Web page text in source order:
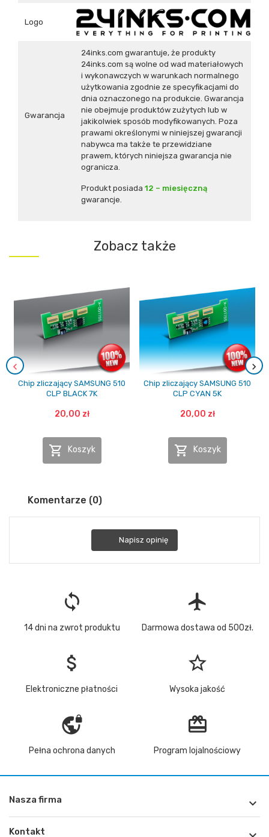
Logo
Gwarancja
24inks.com gwarantuje, że produkty
24inks.com są wolne od wad materiałowych
i wykonawczych w warunkach normalnego
użytkowania zgodnie ze specyfikacjami do
dnia oznaczonego na produkcie. Gwarancja
nie obejmuje produktów zużytych lub w
jakikolwiek sposób modyfikowanych. Poza
prawami określonymi w niniejszej gwarancji
nabywca ma także te przewidziane
prawem, których niniejsza gwarancja nie
ogranicza.
Produkt posiada 12 – miesięczną
gwarancje.
Zobacz także
Chip zliczający SAMSUNG 510
CLP BLACK 7K
20,00 zł
 Koszyk
Chip zliczający SAMSUNG 510
CLP CYAN 5K
20,00 zł
 Koszyk
Komentarze (0)
Napisz opinię
loop
14 dni na zwrot produktu
flight
Darmowa dostawa od 500zł.
attach_money
Elektroniczne płatności
star_border
Wysoka jakość
vpn_lock
Pełna ochrona danych
redeem
Program lojalnościowy
Nasza firma 
Kontakt